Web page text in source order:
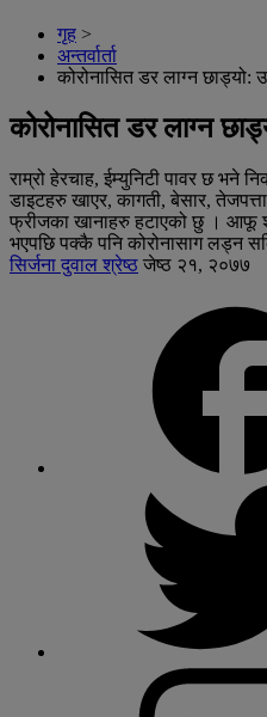
गृह >
अन्तर्वार्ता
कोरोनासित डर लाग्न छाड्यो:
कोरोनासित डर लाग्न
राम्रो हेरचाह, ईम्युनिटी पावर छ भने
डाइटहरु खाएर, कागती, बेसार,
फ्रीजका खानाहरु हटाएको छु । आफू
भएपछि पक्कै पनि कोरोनासाग लड्न
सिर्जना दुवाल श्रेष्ठ जेष्ठ २१, २०७७